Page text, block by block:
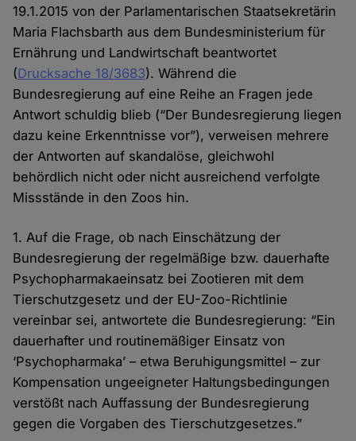
19.1.2015 von der Parlamentarischen Staatsekretärin
Maria Flachsbarth aus dem Bundesministerium für
Ernährung und Landwirtschaft beantwortet
(Drucksache 18/3683). Während die
Bundesregierung auf eine Reihe an Fragen jede
Antwort schuldig blieb (“Der Bundesregierung liegen
dazu keine Erkenntnisse vor”), verweisen mehrere
der Antworten auf skandalöse, gleichwohl
behördlich nicht oder nicht ausreichend verfolgte
Missstände in den Zoos hin.
1. Auf die Frage, ob nach Einschätzung der
Bundesregierung der regelmäßige bzw. dauerhafte
Psychopharmakaeinsatz bei Zootieren mit dem
Tierschutzgesetz und der EU-Zoo-Richtlinie
vereinbar sei, antwortete die Bundesregierung: “Ein
dauerhafter und routinemäßiger Einsatz von
‘Psychopharmaka’ – etwa Beruhigungsmittel – zur
Kompensation ungeeigneter Haltungsbedingungen
verstößt nach Auffassung der Bundesregierung
gegen die Vorgaben des Tierschutzgesetzes.”